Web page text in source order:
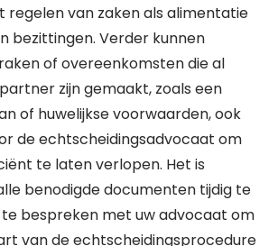
regelen van zaken als alimentatie
bezittingen. Verder kunnen
of overeenkomsten die al
zijn gemaakt, zoals een
of huwelijkse voorwaarden, ook
de echtscheidingsadvocaat om
te laten verlopen. Het is
benodigde documenten tijdig te
bespreken met uw advocaat om
van de echtscheidingsprocedure